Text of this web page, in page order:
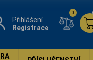
Přihlášení
Registrace
0